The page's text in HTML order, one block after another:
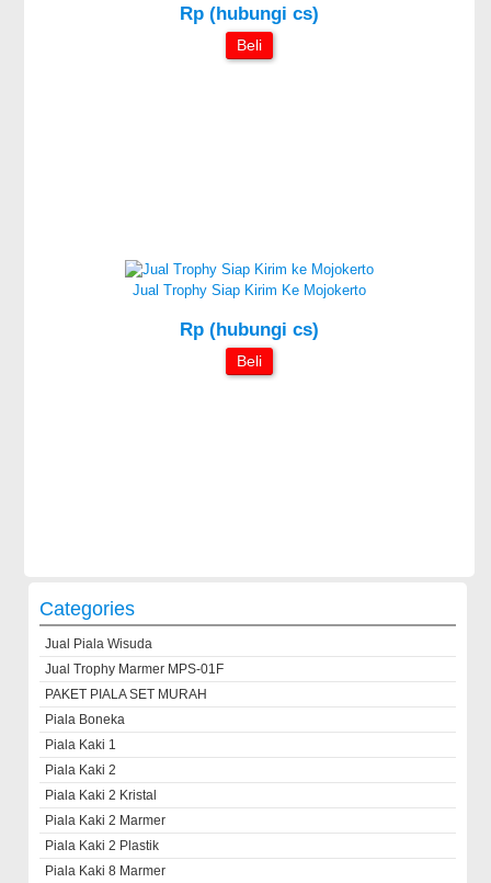
Rp (hubungi cs)
Beli
Jual Trophy Siap Kirim Ke Mojokerto
Rp (hubungi cs)
Beli
Categories
Jual Piala Wisuda
Jual Trophy Marmer MPS-01F
PAKET PIALA SET MURAH
Piala Boneka
Piala Kaki 1
Piala Kaki 2
Piala Kaki 2 Kristal
Piala Kaki 2 Marmer
Piala Kaki 2 Plastik
Piala Kaki 8 Marmer